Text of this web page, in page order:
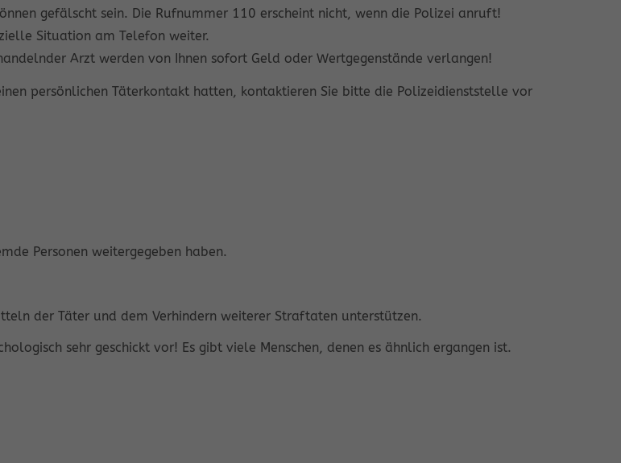
gefälscht sein. Die Rufnummer 110 erscheint nicht, wenn die Polizei anruft!
Situation am Telefon weiter.
Arzt werden von Ihnen sofort Geld oder Wertgegenstände verlangen!
persönlichen Täterkontakt hatten, kontaktieren Sie bitte die Polizeidienststelle vor
Personen weitergegeben haben.
der Täter und dem Verhindern weiterer Straftaten unterstützen.
sehr geschickt vor! Es gibt viele Menschen, denen es ähnlich ergangen ist.